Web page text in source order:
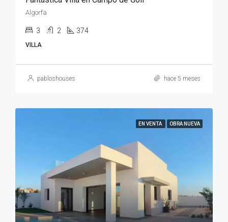
Algorfa
3 2 374
VILLA
pabloshouses hace 5 meses
EN VENTA OBRA NUEVA